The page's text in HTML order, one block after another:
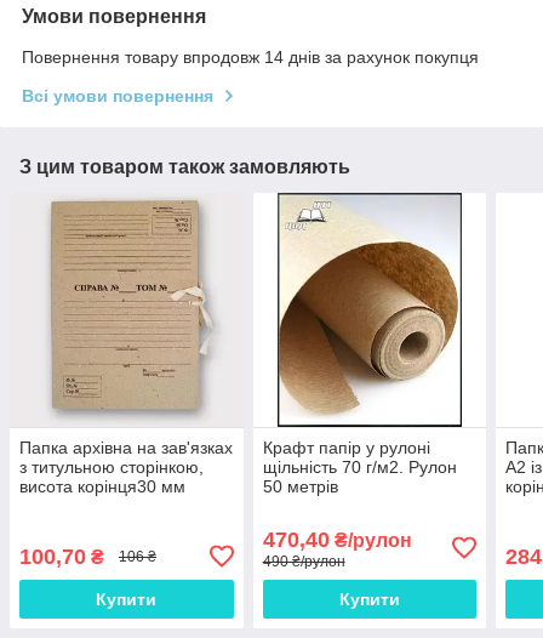
Умови повернення
Повернення товару впродовж 14 днів за рахунок покупця
Всі умови повернення
З цим товаром також замовляють
Папка архівна на зав'язках
з титульною сторінкою,
висота корінця30 мм
100,70 ₴ 106 ₴
Купити
Крафт папір у рулоні
щільність 70 г/м2. Рулон
50 метрів
470,40₴/рулон
490 ₴/рулон
Купити
А2